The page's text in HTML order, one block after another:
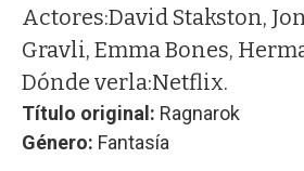
Actores:David Stakston,
Gravli, Emma Bones,
Dónde verla:Netflix.
Título original: Ragnarok
Género: Fantasía